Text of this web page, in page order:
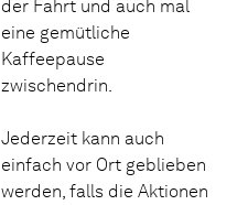
der Fahrt und auch mal
eine gemütliche
Kaffeepause
zwischendrin.
Jederzeit kann auch
einfach vor Ort geblieben
werden, falls die Aktionen